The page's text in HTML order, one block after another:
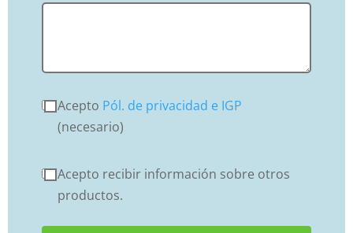
Acepto Pól. de privacidad e IGP
(necesario)
Acepto recibir información sobre otros
productos.